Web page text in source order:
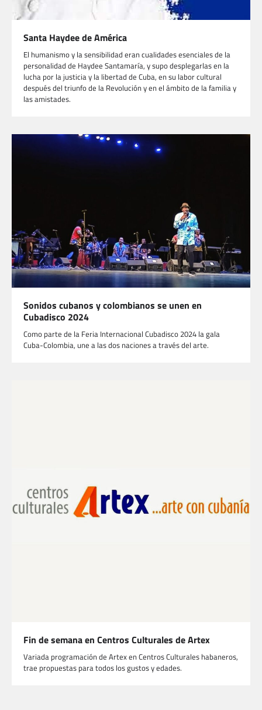
Santa Haydee de América
El humanismo y la sensibilidad eran cualidades esenciales de la
personalidad de Haydee Santamaría, y supo desplegarlas en la
lucha por la justicia y la libertad de Cuba, en su labor cultural
después del triunfo de la Revolución y en el ámbito de la familia y
las amistades.
Sonidos cubanos y colombianos se unen en
Cubadisco 2024
Como parte de la Feria Internacional Cubadisco 2024 la gala
Cuba-Colombia, une a las dos naciones a través del arte.
Fin de semana en Centros Culturales de Artex
Variada programación de Artex en Centros Culturales habaneros,
trae propuestas para todos los gustos y edades.